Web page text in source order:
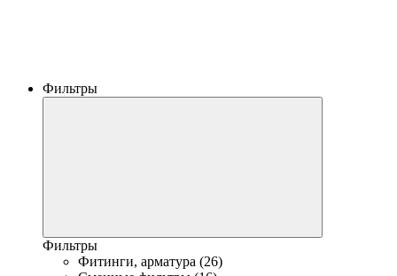
Фильтры
Фильтры
Фитинги, арматура (26)